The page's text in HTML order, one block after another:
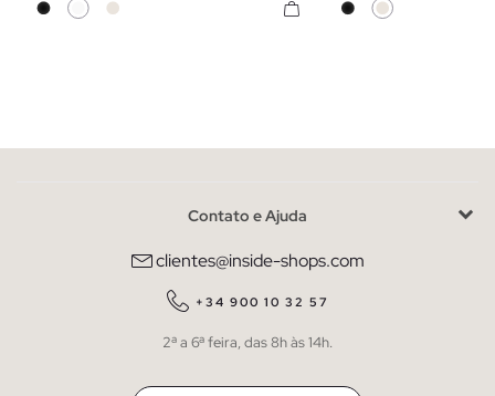
Contato e Ajuda
clientes@inside-shops.com
+34 900 10 32 57
2ª a 6ª feira, das 8h às 14h.